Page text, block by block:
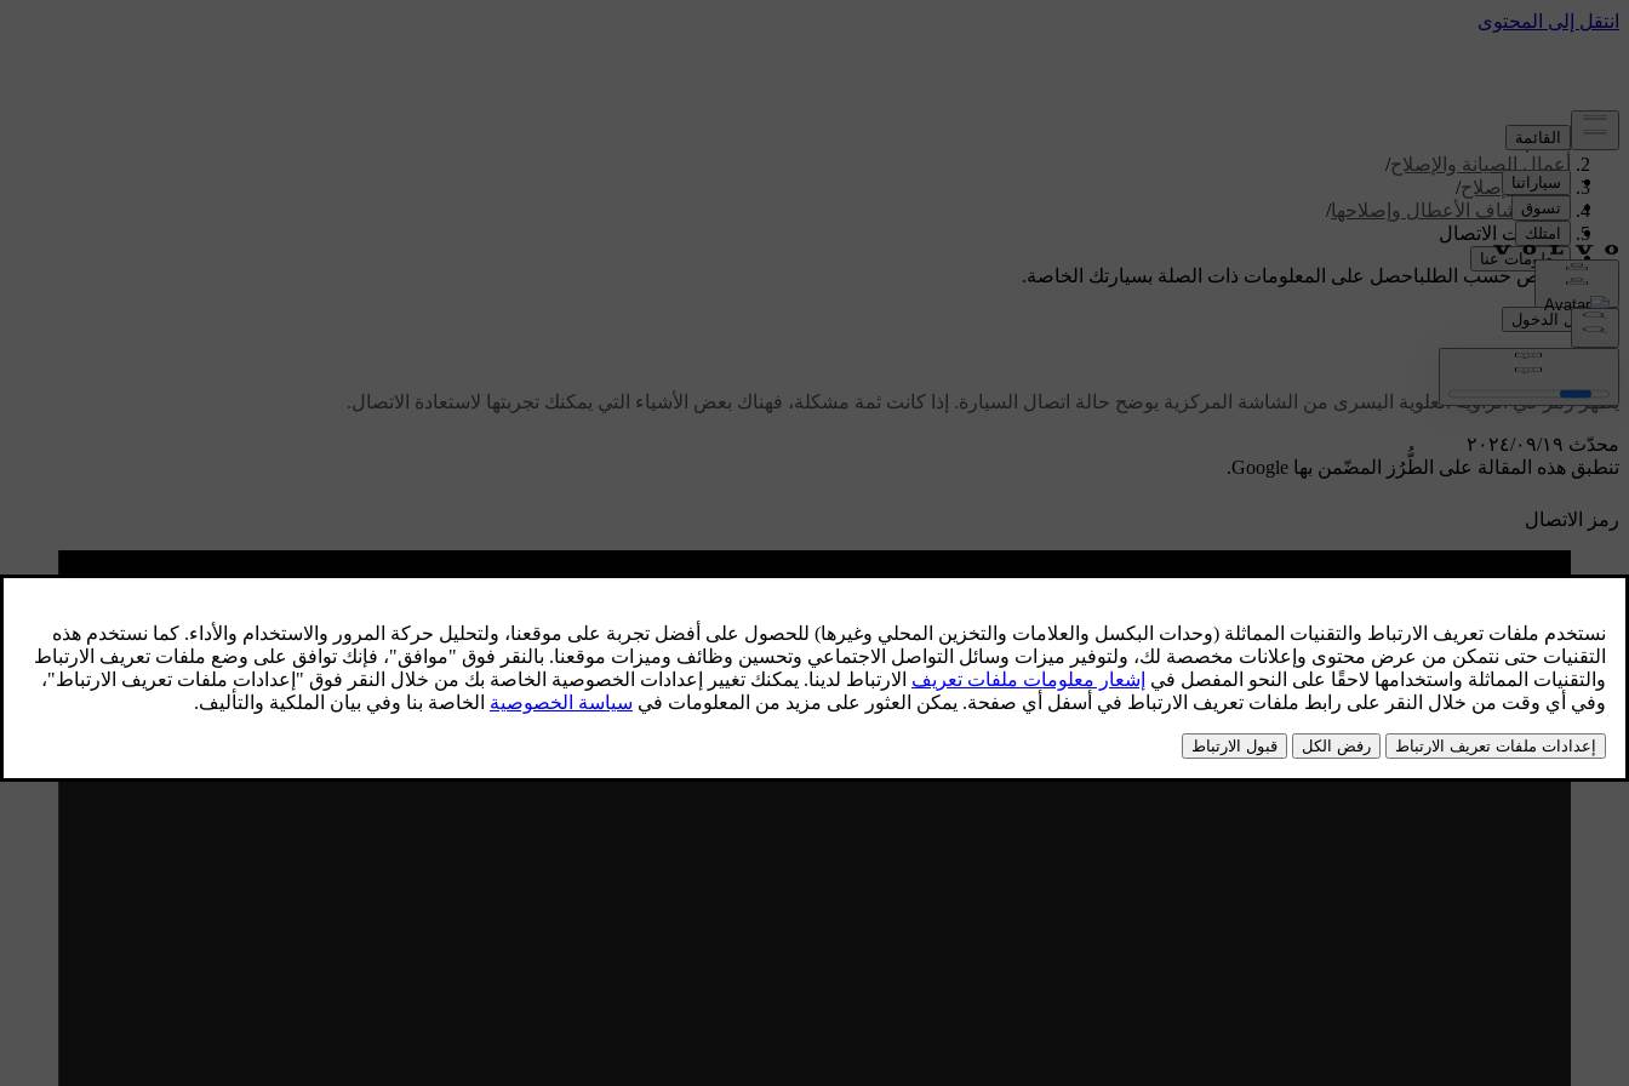
الدعم/
أعمال الصيانة والإصلاح/
أعمال الإصلاح/
استكشاف الأعطال وإصلاحها/
مشكلات الاتصال
دعم مخصص حسب الطلباحصل على المعلومات ذات الصلة بسيارتك الخاصة.
تسجيل الدخول
محدّث ١٩‏/٠٩‏/٢٠٢٤
مشكلات الاتصال
يظهر رمز في الزاوية العلوية اليسرى من الشاشة المركزية يوضح حالة اتصال السيارة. إذا كانت ثمة مشكلة، فهناك بعض الأشياء التي يمكنك تجربتها لاستعادة الاتصال.
تنطبق هذه المقالة على الطُّرُز المضّمن بها Google.
رمز الاتصال